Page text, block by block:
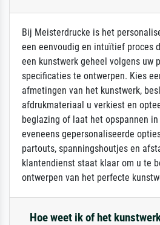
Bij Meisterdrucke is het
een eenvoudig en intuïtief proces
een kunstwerk geheel volgens uw
specificaties te ontwerpen. Kies
afmetingen van het kunstwerk,
afdrukmateriaal u verkiest en
beglazing of laat het opspannen
eveneens gepersonaliseerde
partouts, spanningshoutjes en
klantendienst staat klaar om u te
ontwerpen van het perfecte
Hoe weet ik of het